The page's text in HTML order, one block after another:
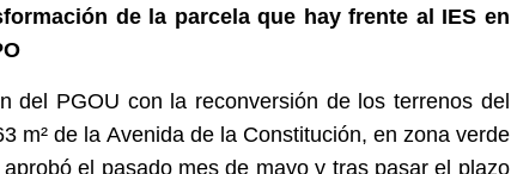
de la parcela que hay frente al IES en
del PGOU con la reconversión de los terrenos del
m² de la Avenida de la Constitución, en zona verde
el pasado mes de mayo y tras pasar el plazo